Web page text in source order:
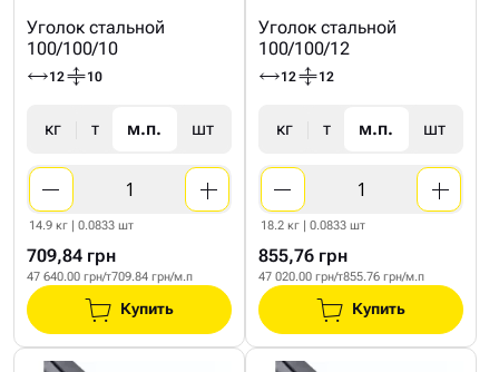
Уголок стальной
100/100/10
12 10
кг т м.п. шт
14.9 кг | 0.0833 шт
709,84 грн
47 640.00 грн/т709.84 грн/м.п
Купить
Уголок стальной
100/100/12
12 12
кг т м.п. шт
18.2 кг | 0.0833 шт
855,76 грн
47 020.00 грн/т855.76 грн/м.п
Купить